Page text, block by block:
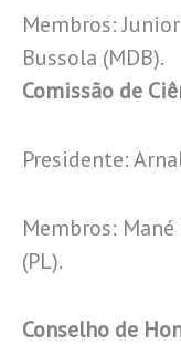
Membros:
Bussola (MDB).
Comissão de
Presidente:
Membros:
(PL).
Conselho de